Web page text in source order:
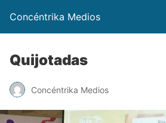
Concéntrika Medios
Quijotadas
Concéntrika Medios